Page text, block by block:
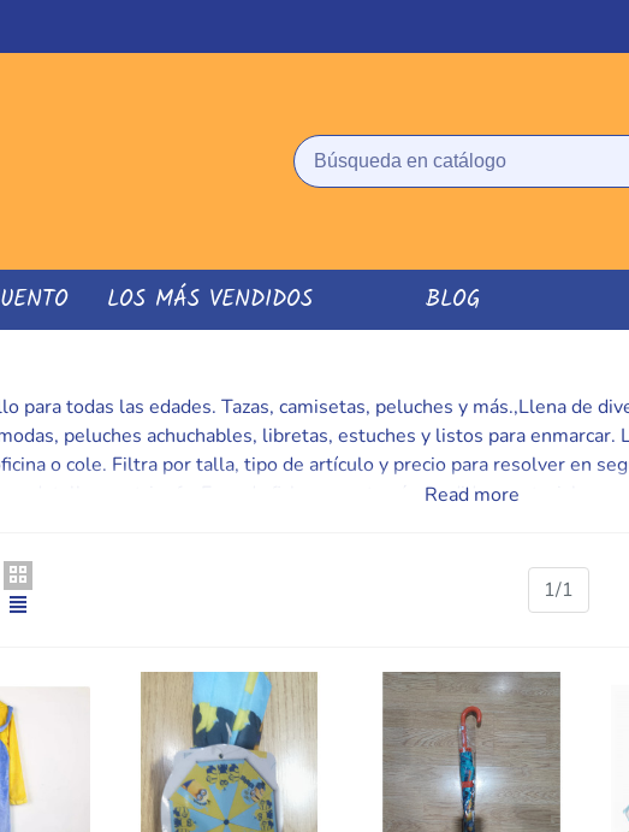
LOS MÁS VENDIDOS BLOG
para todas las edades. Tazas, camisetas, peluches y más.,Llena de
peluches achuchables, libretas, estuches y listos para
o cole. Filtra por talla, tipo de artículo y precio para resolver en
= detalle que triunfa. En cada ficha encontrarás medidas, materiales y
camisetas, tazas, peluches, merchandising,minions,minions-
Read more
1/1